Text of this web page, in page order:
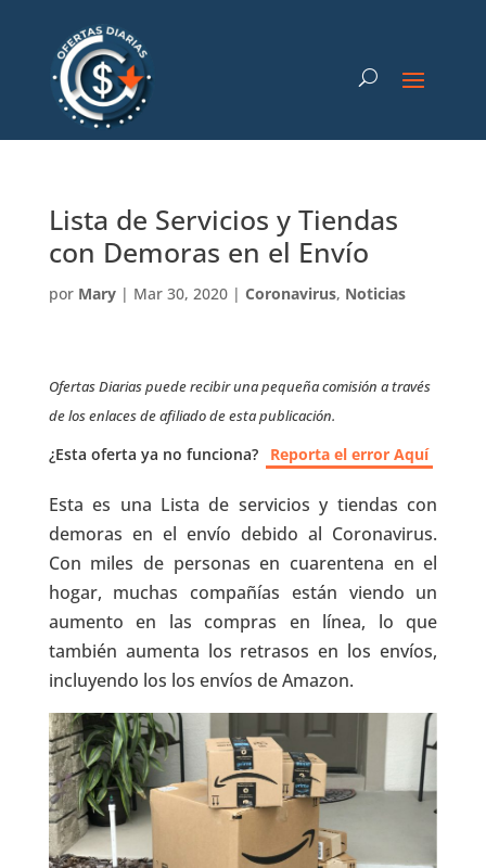
Lista de Servicios y Tiendas
con Demoras en el Envío
por Mary| Mar 30, 2020| Coronavirus, Noticias
Ofertas Diarias puede recibir una pequeña comisión a través
de los enlaces de afiliado de esta publicación.
¿Esta oferta ya no funciona? Reporta el error Aquí
Esta es una Lista de servicios y tiendas con
demoras en el envío debido al Coronavirus.
Con miles de personas en cuarentena en el
hogar, muchas compañías están viendo un
aumento en las compras en línea, lo que
también aumenta los retrasos en los envíos,
incluyendo los los envíos de Amazon.